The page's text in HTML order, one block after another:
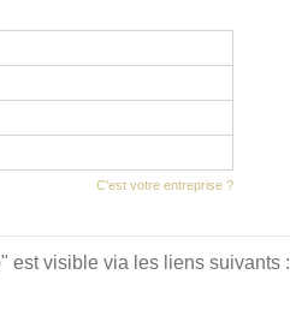
C'est votre entreprise ?
est visible via les liens suivants :